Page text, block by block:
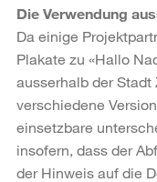
Die Verwendung
Da einige
Plakate zu «Hallo
ausserhalb der
verschiedene
einsetzbare
insofern, dass der
der Hinweis auf die